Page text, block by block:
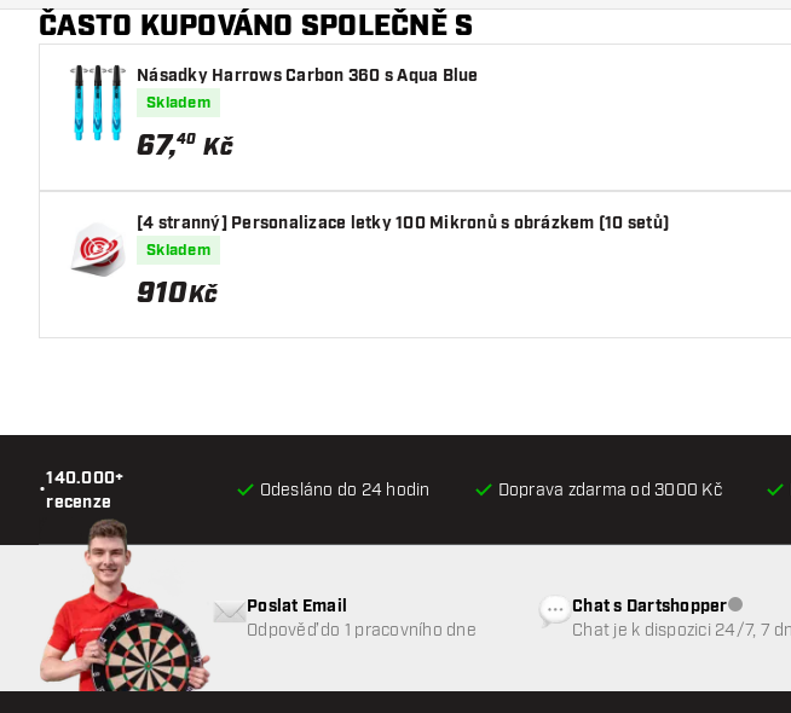
ČASTO KUPOVÁNO SPOLEČNĚ S
Násadky Harrows Carbon 360 s Aqua Blue
Skladem
67,40 Kč
[4 stranný] Personalizace letky 100 Mikronů s obrázkem (10 setů)
Skladem
910Kč
•
140.000+
recenze
Odesláno do 24 hodin Doprava zdarma od 3000 Kč
Poslat Email
Odpověď do 1 pracovního dne
Chat s Dartshopper
Chat je k dispozici 24/7, 7